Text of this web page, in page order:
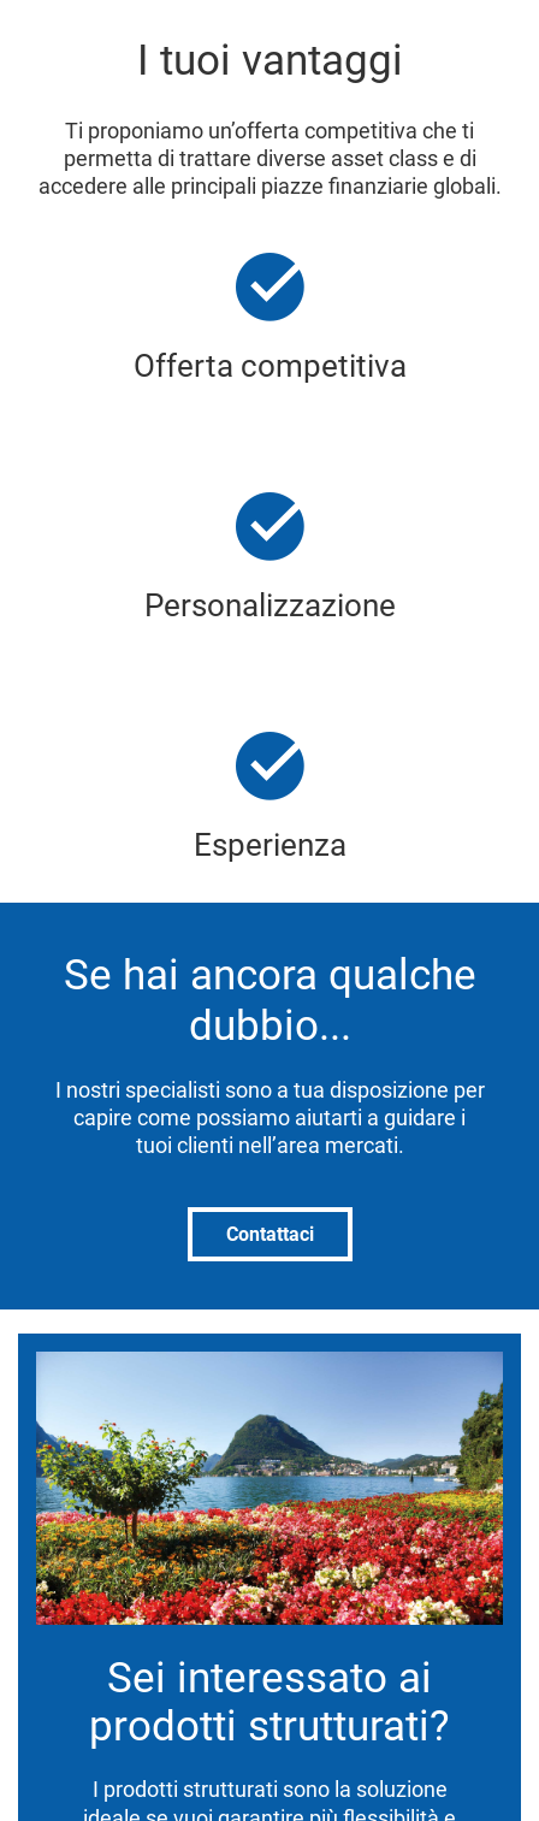
I tuoi vantaggi
Ti proponiamo un’offerta competitiva che ti
permetta di trattare diverse asset class e di
accedere alle principali piazze finanziarie globali.
Offerta competitiva
Personalizzazione
Esperienza
Se hai ancora qualche
dubbio...
I nostri specialisti sono a tua disposizione per
capire come possiamo aiutarti a guidare i
tuoi clienti nell’area mercati.
Contattaci
Sei interessato ai
prodotti strutturati?
I prodotti strutturati sono la soluzione